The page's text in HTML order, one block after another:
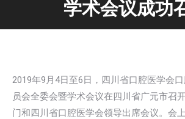
学术会议成功
2019年9月4日至6日，四川省口腔医学会
员会全委会暨学术会议在四川省广元市召
门和四川省口腔医学会领导出席会议。会